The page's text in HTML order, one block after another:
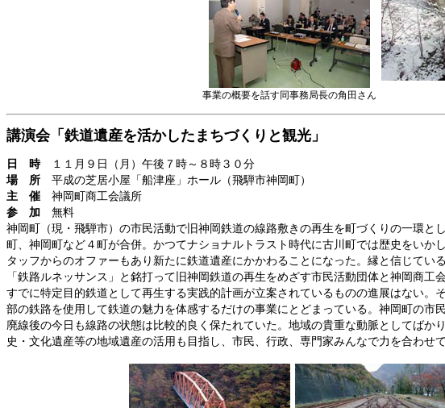
事業の概要を話す同事務局長の角田さん
講演会「鉄道遺産を活かしたまちづくりと観光」
日 時１１月９日（月）午後７時～８時３０分
場 所 平成の芝居小屋「船津座」ホール（飛騨市神岡町）
主 催 神岡町商工会議所
参 加 無料
神岡町（現・飛騨市）の市民活動で旧神岡鉄道の線路敷きの再生を町づくりの一環
町、神岡町など４町が合併。かつてナショナルトラスト時代に古川町では歴史をい
タッフからのオファーもあり新たに鉄道遺産にかかわることになった。縁と信じている
「鉄路ルネッサンス」と銘打って旧神岡鉄道の再生をめざす市民活動団体と神岡商工
すでに特定目的鉄道として再生する実践的計画が立案されているものの進展はない
部の鉄路を使用して鉄道の魅力を体感するだけの事業にとどまっている。神岡町の市
廃線後の今日も線路の状態は比較的良く保たれていた。地域の貴重な動脈としてば
史・文化遺産等の地域遺産の活用も目指し、市民、行政、専門家みんなで力を合わせ